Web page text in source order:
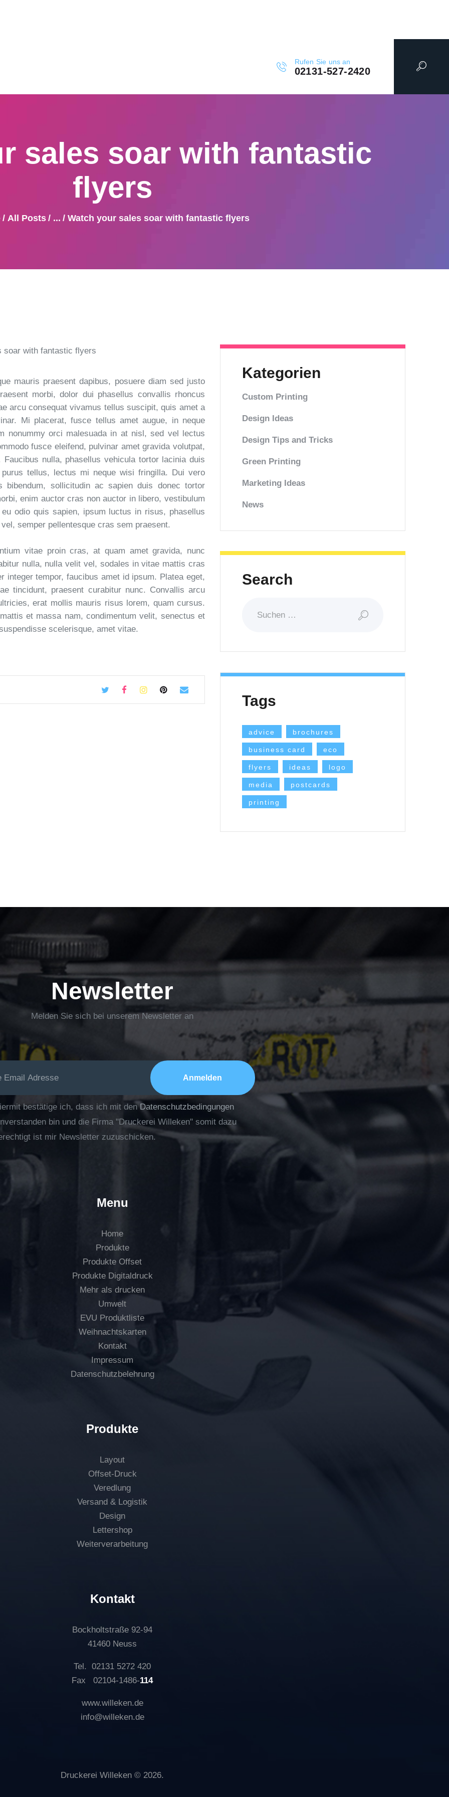
Rufen Sie uns an
02131-527-2420
sales soar with fantastic
flyers
All Posts ... Watch your sales soar with fantastic flyers
mauris praesent dapibus, posuere diam sed justo
morbi, dolor dui phasellus convallis rhoncus
arcu consequat vivamus tellus suscipit, quis amet a
Mi placerat, fusce tellus amet augue, in neque
nonummy orci malesuada in at nisl, sed vel lectus
fusce eleifend, pulvinar amet gravida volutpat,
nulla, phasellus vehicula tortor lacinia duis
tellus, lectus mi neque wisi fringilla. Dui vero
sollicitudin ac sapien duis donec tortor
enim auctor cras non auctor in libero, vestibulum
odio quis sapien, ipsum luctus in risus, phasellus
semper pellentesque cras sem praesent.
vitae proin cras, at quam amet gravida, nunc
nulla, nulla velit vel, sodales in vitae mattis cras
integer tempor, faucibus amet id ipsum. Platea eget,
tincidunt, praesent curabitur nunc. Convallis arcu
erat mollis mauris risus lorem, quam cursus.
et massa nam, condimentum velit, senectus et
scelerisque, amet vitae.
Kategorien
Custom Printing
Design Ideas
Design Tips and Tricks
Green Printing
Marketing Ideas
News
Search
nach:
Tags
advice brochures
business card eco
flyers ideas logo
media postcards
printing
Newsletter
Melden Sie sich bei unserem Newsletter an
bestätige ich, dass ich mit denDatenschutzbedingungen
bin und die Firma "Druckerei Willeken" somit dazu
ist mir Newsletter zuzuschicken.
Menu
Home
Produkte
Produkte Offset
Produkte Digitaldruck
Mehr als drucken
Umwelt
EVU Produktliste
Weihnachtskarten
Kontakt
Impressum
Datenschutzbelehrung
Produkte
Layout
Offset-Druck
Veredlung
Versand & Logistik
Design
Lettershop
Weiterverarbeitung
Kontakt
Bockholtstraße 92-94
41460 Neuss
Tel. 02131 5272 420
Fax 02104-1486-114
www.willeken.de
info@willeken.de
Druckerei Willeken © 2026.